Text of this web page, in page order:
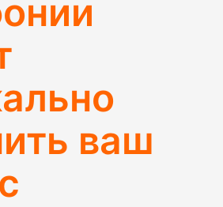
ваш